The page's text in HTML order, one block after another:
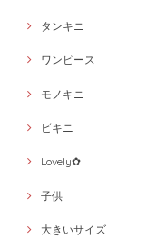
タンキニ
ワンピース
モノキニ
ビキニ
Lovely✿
子供
大きいサイズ